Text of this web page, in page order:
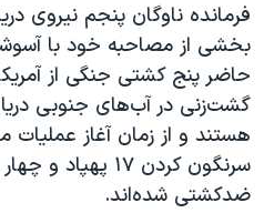
فرمانده ناوگان پنجم نیروی
بخشی از مصاحبه خود با
حاضر پنج کشتی جنگی از
گشت‌زنی در آب‌های جنوبی
هستند و از زمان آغاز
سرنگون‌ کردن ١٧
ضدکشتی شده‌اند.